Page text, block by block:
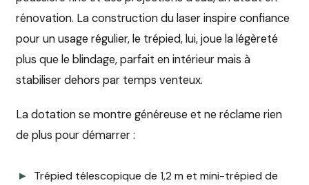
rénovation. La construction du laser inspire confiance
pour un usage régulier, le trépied, lui, joue la légèreté
plus que le blindage, parfait en intérieur mais à
stabiliser dehors par temps venteux.
La dotation se montre généreuse et ne réclame rien
de plus pour démarrer :
Trépied télescopique de 1,2 m et mini-trépied de